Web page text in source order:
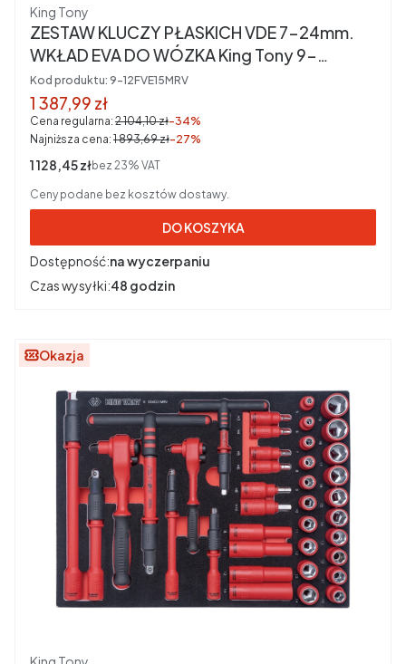
Producent
King Tony
ZESTAW KLUCZY PŁASKICH VDE 7-24mm.
WKŁAD EVA DO WÓZKA King Tony 9-
12FVE15MRV
Kod produktu: 9-12FVE15MRV
Cena promocyjna brutto
1 387,99 zł
Cena regularna: 2 104,10 zł-34%
Najniższa cena: 1 893,69 zł-27%
Cena netto
1 128,45 złbez 23% VAT
Ceny podane bez kosztów dostawy.
DO KOSZYKA
Dostępność:na wyczerpaniu
Czas wysyłki:48 godzin
Okazja
Producent